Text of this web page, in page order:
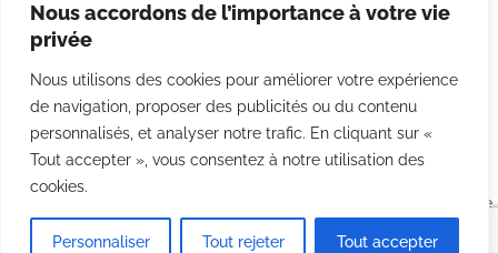
Nous accordons de l’importance à votre vie
privée
Nous utilisons des cookies pour améliorer votre expérience
de navigation, proposer des publicités ou du contenu
personnalisés, et analyser notre trafic. En cliquant sur «
Tout accepter », vous consentez à notre utilisation des
cookies.
Personnaliser Tout rejeter Tout accepter
Mentions légales
Politique des cookies
CGV
Agence
Point Com